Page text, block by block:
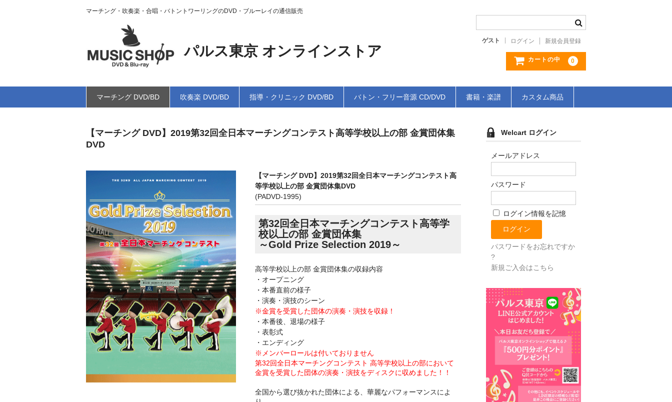
マーチング・吹奏楽・合唱・バトントワーリングのDVD・ブルーレイの通信販売
パルス東京 オンラインストア
ゲスト ログイン 新規会員登録
カートの中 0
マーチング DVD/BD 吹奏楽 DVD/BD 指導・クリニック DVD/BD バトン・フリー音源 CD/DVD 書籍・楽譜 カスタム商品
【マーチング DVD】2019第32回全日本マーチングコンテスト高等学校以上の部 金賞団体集
DVD
【マーチング DVD】2019第32回全日本マーチングコンテスト高
等学校以上の部 金賞団体集DVD
(PADVD-1995)
第32回全日本マーチングコンテスト高等学
校以上の部 金賞団体集
～Gold Prize Selection 2019～
高等学校以上の部 金賞団体集の収録内容
・オープニング
・本番直前の様子
・演奏・演技のシーン
※金賞を受賞した団体の演奏・演技を収録！
・本番後、退場の様子
・表彰式
・エンディング
※メンバーロールは付いておりません
第32回全日本マーチングコンテスト 高等学校以上の部において
金賞を受賞した団体の演奏・演技をディスクに収めました！！
全国から選び抜かれた団体による、華麗なパフォーマンスによ
Welcart ログイン
メールアドレス
パスワード
ログイン情報を記憶
パスワードをお忘れですか
?
新規ご入会はこちら